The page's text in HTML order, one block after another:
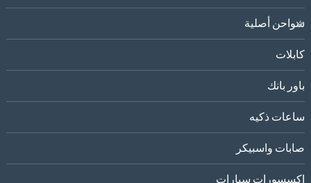
شواحن أصلية
كابلات
باور بانك
ساعات ذكيه
صابات واسبيكر
اكسسورات سيارات